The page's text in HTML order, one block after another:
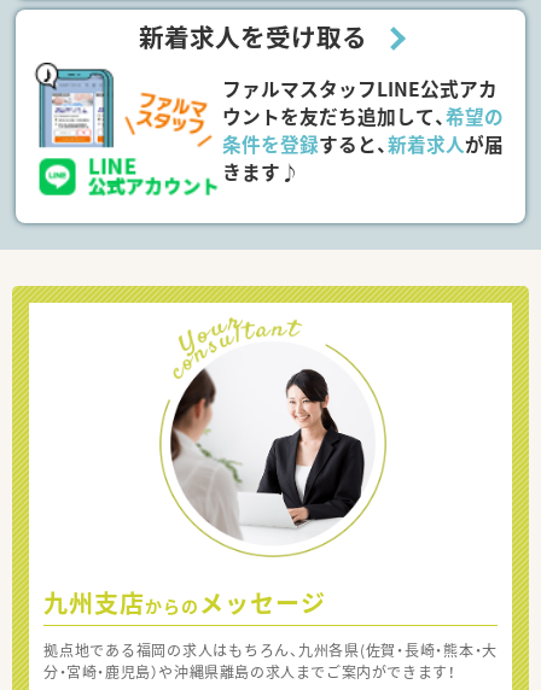
新着求人を受け取る
ファルマスタッフLINE公式アカ
ウントを友だち追加して、希望の
条件を登録すると、新着求人が届
きます♪
九州支店からの メッセージ
拠点地である福岡の求人はもちろん、九州各県(佐賀・長崎・熊本・大
分・宮崎・鹿児島）や沖縄県離島の求人までご案内ができます！